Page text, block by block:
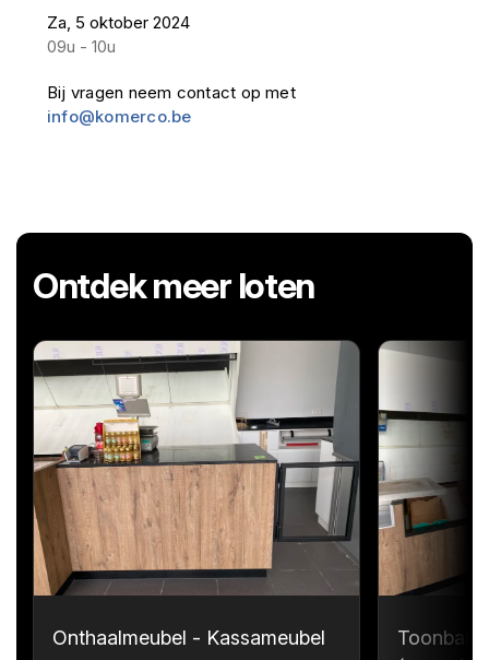
Za, 5 oktober 2024
09u - 10u
Bij vragen neem contact op met
info@komerco.be
Ontdek meer loten
Onthaalmeubel - Kassameubel